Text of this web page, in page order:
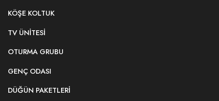
KÖŞE KOLTUK
TV ÜNITESI
OTURMA GRUBU
GENÇ ODASI
DÜĞÜN PAKETLERI